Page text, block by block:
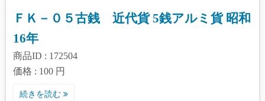
ＦＫ－０５古銭 近代貨 5銭アルミ貨 昭和
16年
商品ID : 172504
価格 : 100 円
続きを読む